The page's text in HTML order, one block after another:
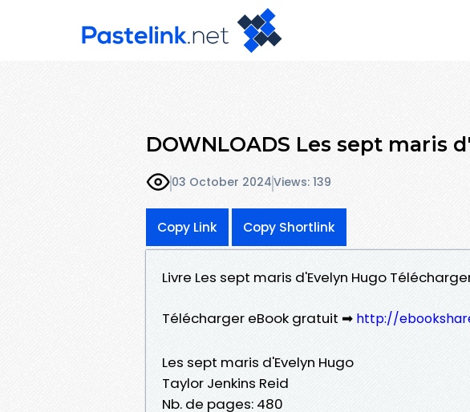
DOWNLOADS Les sept maris
03 October 2024Views: 139
Copy Link Copy Shortlink
Livre Les sept maris d'Evelyn Hugo
Télécharger eBook gratuit ➡ http://
Les sept maris d'Evelyn Hugo
Taylor Jenkins Reid
Nb. de pages: 480